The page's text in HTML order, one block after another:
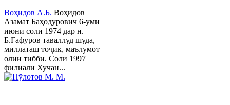
Воҳидов А.Б. Воҳидов
Азамат Баҳодурович 6-уми
июни соли 1974 дар н.
Б.Ғафуров таваллуд шуда,
миллаташ тоҷик, маълумот
олии тиббӣ. Соли 1997
филиали Хучан...